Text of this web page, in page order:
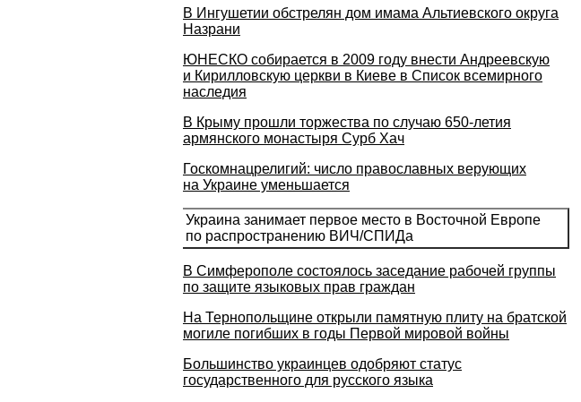
В Ингушетии обстрелян дом имама Альтиевского округа
Назрани
ЮНЕСКО собирается в 2009 году внести Андреевскую
и Кирилловскую церкви в Киеве в Список всемирного
наследия
В Крыму прошли торжества по случаю 650-летия
армянского монастыря Сурб Хач
Госкомнацрелигий: число православных верующих
на Украине уменьшается
Украина занимает первое место в Восточной Европе
по распространению ВИЧ/СПИДа
В Симферополе состоялось заседание рабочей группы
по защите языковых прав граждан
На Тернопольщине открыли памятную плиту на братской
могиле погибших в годы Первой мировой войны
Большинство украинцев одобряют статус
государственного для русского языка